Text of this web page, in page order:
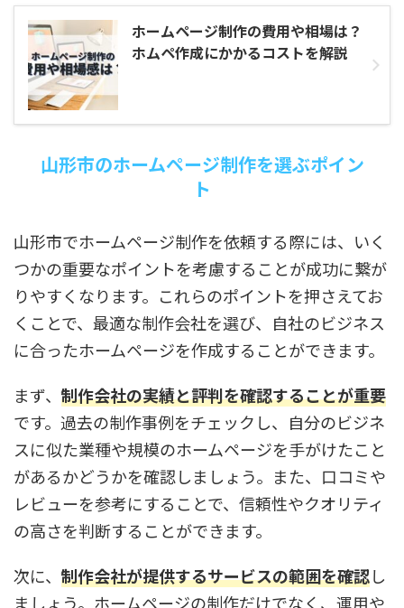
ホームページ制作の費用や相場は？
ホムペ作成にかかるコストを解説
山形市のホームページ制作を選ぶポイン
ト
山形市でホームページ制作を依頼する際には、いく
つかの重要なポイントを考慮することが成功に繋が
りやすくなります。これらのポイントを押さえてお
くことで、最適な制作会社を選び、自社のビジネス
に合ったホームページを作成することができます。
まず、制作会社の実績と評判を確認することが重要
です。過去の制作事例をチェックし、自分のビジネ
スに似た業種や規模のホームページを手がけたこと
があるかどうかを確認しましょう。また、口コミや
レビューを参考にすることで、信頼性やクオリティ
の高さを判断することができます。
次に、制作会社が提供するサービスの範囲を確認し
ましょう。ホームページの制作だけでなく、運用や